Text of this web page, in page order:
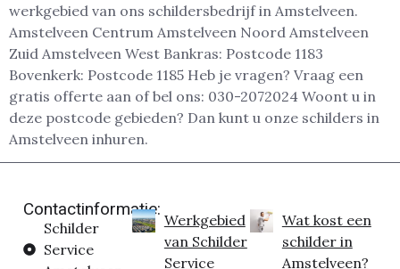
werkgebied van ons schildersbedrijf in Amstelveen.
Amstelveen Centrum Amstelveen Noord Amstelveen
Zuid Amstelveen West Bankras: Postcode 1183
Bovenkerk: Postcode 1185 Heb je vragen? Vraag een
gratis offerte aan of bel ons: 030-2072024 Woont u in
deze postcode gebieden? Dan kunt u onze schilders in
Amstelveen inhuren.
Contactinformatie:
Schilder
Service
Werkgebied
van Schilder
Service
Wat kost een
schilder in
Amstelveen?